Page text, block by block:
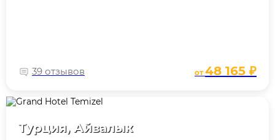
39 отзывов от48 165 ₽
Турция, Айвалык